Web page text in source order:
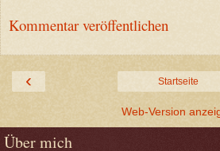
Kommentar veröffentlichen
‹ Startseite
Web-Version
Über mich